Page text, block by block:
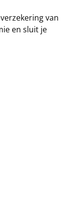
van
en sluit je